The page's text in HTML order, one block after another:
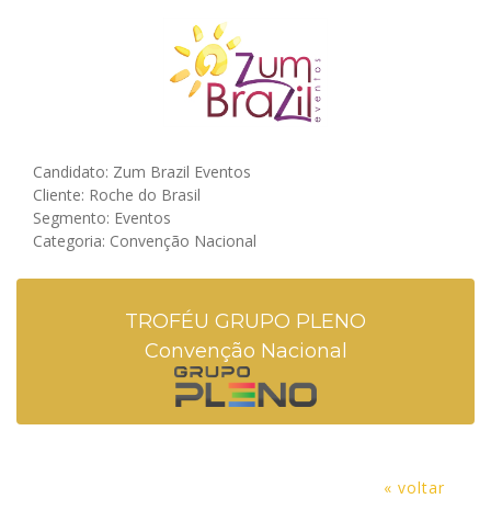
Candidato: Zum Brazil Eventos
Cliente: Roche do Brasil
Segmento: Eventos
Categoria: Convenção Nacional
TROFÉU GRUPO PLENO
Convenção Nacional
« voltar